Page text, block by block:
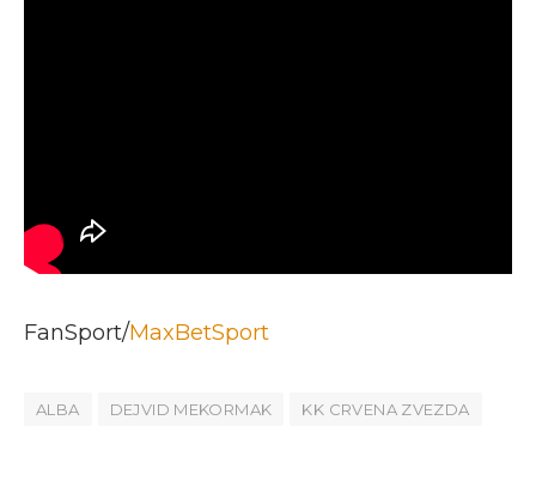
FanSport/MaxBetSport
ALBA DEJVID MEKORMAK KK CRVENA ZVEZDA